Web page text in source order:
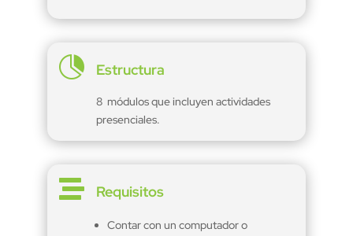
 Estructura
8 módulos que incluyen actividades
presenciales.
 Requisitos
Contar con un computador o